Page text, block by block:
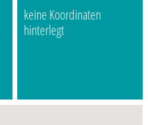
keine Koordinaten
hinterlegt